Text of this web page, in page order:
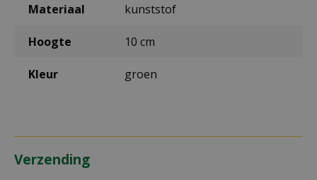
Materiaal kunststof
Hoogte 10 cm
Kleur groen
Verzending